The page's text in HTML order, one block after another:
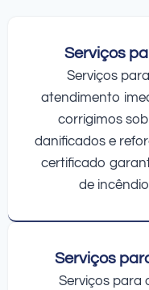
Serviços
Serviços
atendimento
corrigimos
danificados e
certificado
de
Serviços
Serviços para